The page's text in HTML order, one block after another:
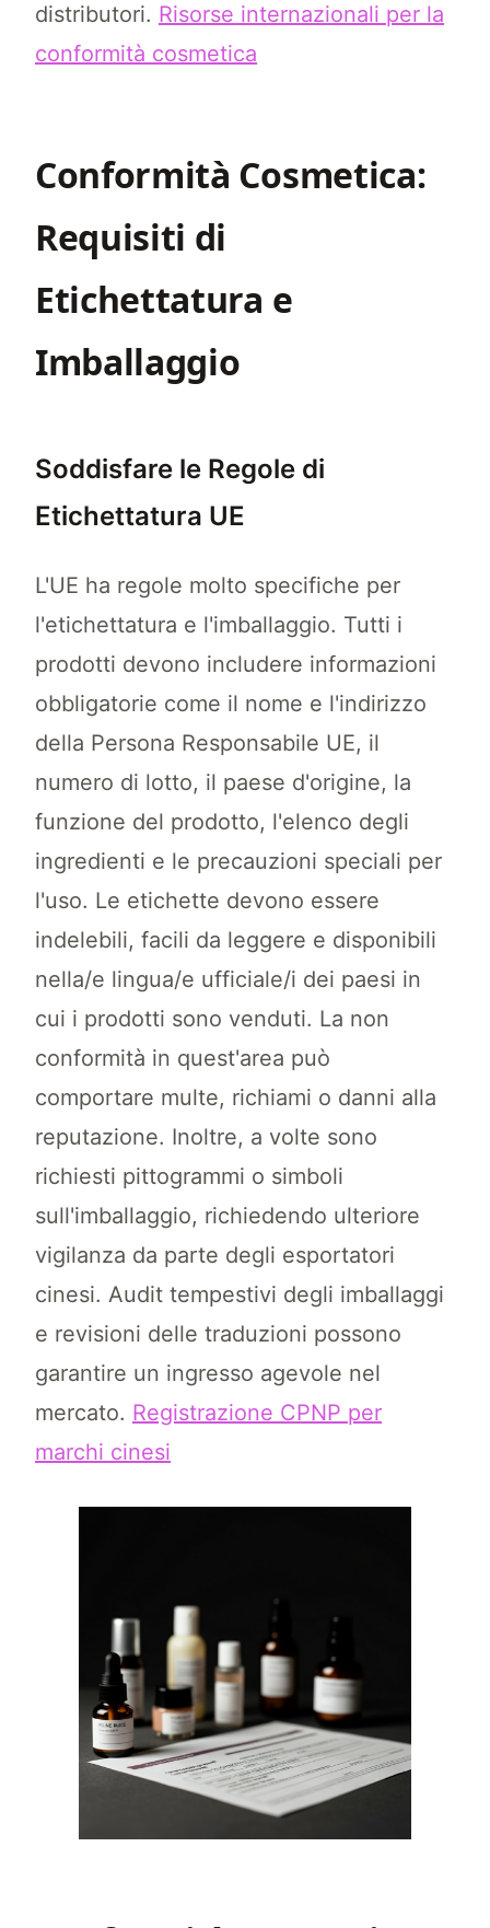
distributori. Risorse internazionali per la
conformità cosmetica
Conformità Cosmetica:
Requisiti di
Etichettatura e
Imballaggio
Soddisfare le Regole di
Etichettatura UE
L'UE ha regole molto specifiche per
l'etichettatura e l'imballaggio. Tutti i
prodotti devono includere informazioni
obbligatorie come il nome e l'indirizzo
della Persona Responsabile UE, il
numero di lotto, il paese d'origine, la
funzione del prodotto, l'elenco degli
ingredienti e le precauzioni speciali per
l'uso. Le etichette devono essere
indelebili, facili da leggere e disponibili
nella/e lingua/e ufficiale/i dei paesi in
cui i prodotti sono venduti. La non
conformità in quest'area può
comportare multe, richiami o danni alla
reputazione. Inoltre, a volte sono
richiesti pittogrammi o simboli
sull'imballaggio, richiedendo ulteriore
vigilanza da parte degli esportatori
cinesi. Audit tempestivi degli imballaggi
e revisioni delle traduzioni possono
garantire un ingresso agevole nel
mercato. Registrazione CPNP per
marchi cinesi